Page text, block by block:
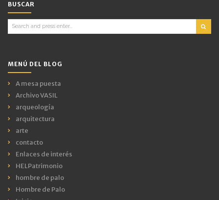
BUSCAR
Search
for:
MENÚ DEL BLOG
A mesa puesta
Archivo VASIL
arqueología
arquitectura
arte
contacto
Enlaces de interés
HELPatrimonio
hombre de palo
Hombre de Palo